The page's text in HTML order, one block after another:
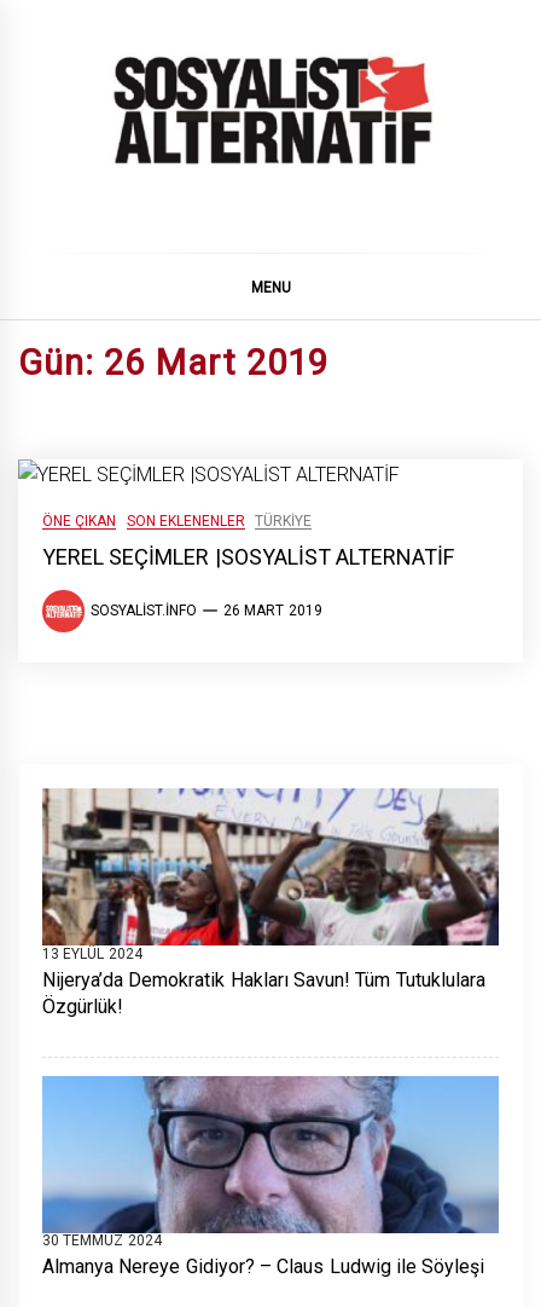
MENU
Gün: 26 Mart 2019
ÖNE ÇIKAN SON EKLENENLER TÜRKIYE
YEREL SEÇİMLER |SOSYALİST ALTERNATİF
SOSYALIST.INFO 26 MART 2019
13 EYLÜL 2024
Nijerya’da Demokratik Hakları Savun! Tüm Tutuklulara
Özgürlük!
30 TEMMUZ 2024
Almanya Nereye Gidiyor? – Claus Ludwig ile Söyleşi